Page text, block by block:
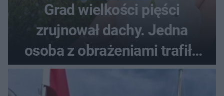
Grad wielkości pięści
zrujnował dachy. Jedna
osoba z obrażeniami trafiła
do szpitala